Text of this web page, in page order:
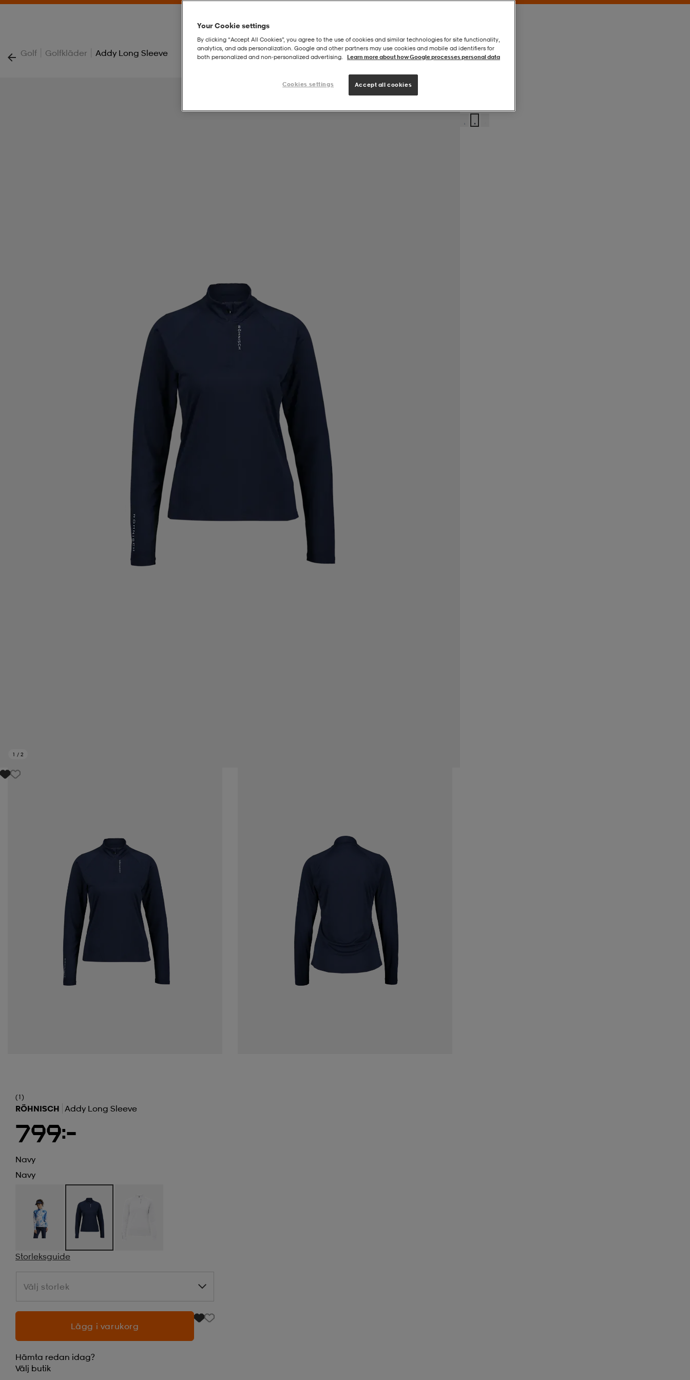
Golf | Golfkläder | Addy Long Sleeve
1 / 2
(1)
RÖHNISCH Addy Long Sleeve
799:-
Navy
Navy
Storleksguide
Välj storlek
Välj storlek
Lägg i varukorg
Hämta redan idag?
Välj butik
Your Cookie settings
By clicking “Accept All Cookies”, you agree to the use of cookies and similar technologies for site functionality,
analytics, and ads personalization. Google and other partners may use cookies and mobile ad identifiers for
both personalized and non‑personalized advertising.
Learn more about how Google processes personal data
Cookies settings Accept all cookies